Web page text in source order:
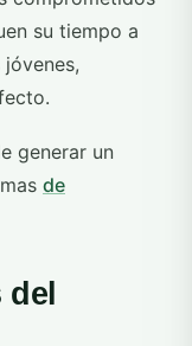
su tiempo a
generar un
de